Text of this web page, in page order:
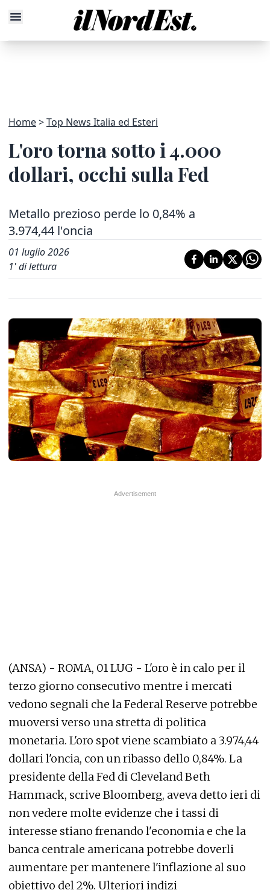
Home Top News Italia ed Esteri
L'oro torna sotto i 4.000
dollari, occhi sulla Fed
Metallo prezioso perde lo 0,84% a
3.974,44 l'oncia
01 luglio 2026
1' di lettura
(ANSA) - ROMA, 01 LUG - L'oro è in calo per il
terzo giorno consecutivo mentre i mercati
vedono segnali che la Federal Reserve potrebbe
muoversi verso una stretta di politica
monetaria. L'oro spot viene scambiato a 3.974,44
dollari l'oncia, con un ribasso dello 0,84%. La
presidente della Fed di Cleveland Beth
Hammack, scrive Bloomberg, aveva detto ieri di
non vedere molte evidenze che i tassi di
interesse stiano frenando l'economia e che la
banca centrale americana potrebbe doverli
aumentare per mantenere l'inflazione al suo
obiettivo del 2%. Ulteriori indizi